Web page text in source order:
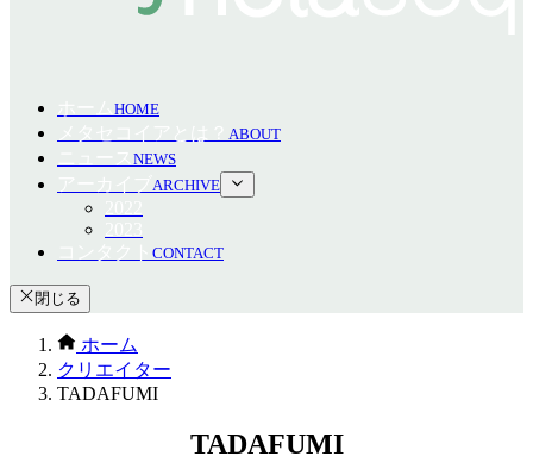
HOME
ABOUT
NEWS
ARCHIVE
CONTACT
閉じる
ホーム
クリエイター
TADAFUMI
TADAFUMI